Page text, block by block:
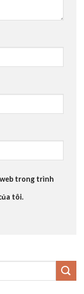
trong trình
tôi.